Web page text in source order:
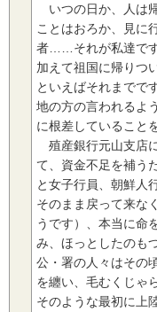
いつの日か、人は
ことはおろか、見に
者……それが私達です
加えて祖国に帰りつ
といえばそれまでで
地の方の言われるよ
に根差していること
殖産銀行元山支店
て、資金不足を補う
と女子行員、朝鮮人
そのまま戻って来な
うです）、本当に命
み、ほっとしたのも
公・署の人々はその
を纏い、毛むくじゃ
そのような最初に上